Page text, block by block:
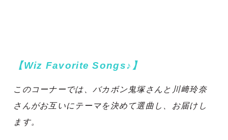
【Wiz Favorite Songs♪】
このコーナーでは、バカボン鬼塚さんと川﨑玲奈
さんがお互いにテーマを決めて選曲し、お届けし
ます。